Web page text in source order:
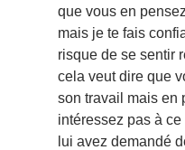
que vous en
mais je te fais
risque de se sentir
cela veut dire que
son travail mais en
intéressez pas à
lui avez demandé